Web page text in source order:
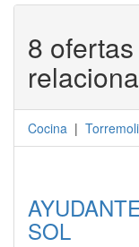
8
Cocina |
SOL